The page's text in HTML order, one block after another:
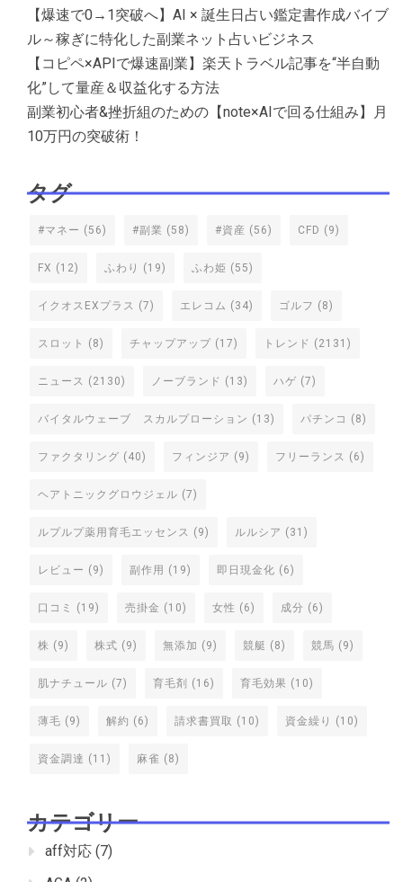
【爆速で0→1突破へ】AI × 誕生日占い鑑定書作成バイブ
ル～稼ぎに特化した副業ネット占いビジネス
【コピペ×APIで爆速副業】楽天トラベル記事を“半自動
化”して量産＆収益化する方法
副業初心者&挫折組のための【note×AIで回る仕組み】月
10万円の突破術！
タグ
#マネー (56) #副業 (58) #資産 (56) CFD (9)
FX (12) ふわり (19) ふわ姫 (55)
イクオスEXプラス (7) エレコム (34) ゴルフ (8)
スロット (8) チャップアップ (17) トレンド (2131)
ニュース (2130) ノーブランド (13) ハゲ (7)
バイタルウェーブ スカルプローション (13) パチンコ (8)
ファクタリング (40) フィンジア (9) フリーランス (6)
ヘアトニックグロウジェル (7)
ルプルプ薬用育毛エッセンス (9) ルルシア (31)
レビュー (9) 副作用 (19) 即日現金化 (6)
口コミ (19) 売掛金 (10) 女性 (6) 成分 (6)
株 (9) 株式 (9) 無添加 (9) 競艇 (8) 競馬 (9)
肌ナチュール (7) 育毛剤 (16) 育毛効果 (10)
薄毛 (9) 解約 (6) 請求書買取 (10) 資金繰り (10)
資金調達 (11) 麻雀 (8)
カテゴリー
aff対応 (7)